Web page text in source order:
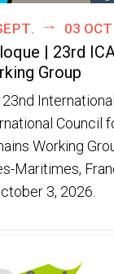
03
| 23rd
Group
Council
Working
Maritimes,
3, 2026.